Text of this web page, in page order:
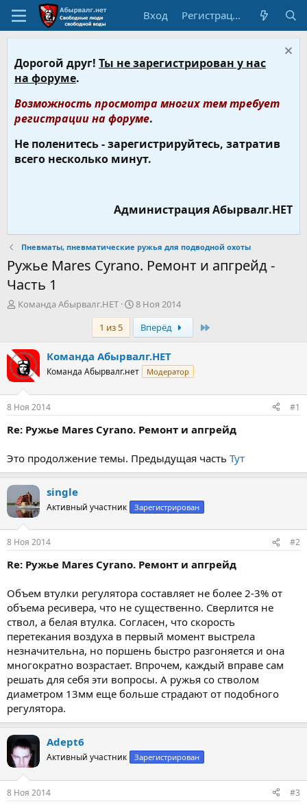
Вход Регистрация
Дорогой друг! Ты не зарегистрирован у нас
на форуме.
Возможность просмотра многих тем требует
регистрации на форуме.
Не поленитесь - зарегистрируйтесь, затратив
всего несколько минут.
Администрация Абырвалг.НЕТ
Пневматы, пневматические ружья для подводной охоты
Ружье Mares Cyrano. Ремонт и апгрейд -
Часть 1
А
р
т
е
м
ы
Команда Абырвалг.НЕТ
Д
а
а
н
ч
а
8 Ноя 2014
1 из 5
Вперёд
Команда Абырвалг.НЕТ
Команда Абырвалг.нет Модератор
8 Ноя 2014 #1
Re: Ружье Mares Cyrano. Ремонт и апгрейд
Это продолжение темы. Предыдущая часть Тут
single
Активный участник Зарегистрирован
8 Ноя 2014 #2
Re: Ружье Mares Cyrano. Ремонт и апгрейд
Объем втулки регулятора составляет не более 2-3% от
объема ресивера, что не существенно. Сверлится не
ствол, а белая втулка. Согласен, что скорость
перетекания воздуха в первый момент выстрела
незначительна, но поршень быстро разгоняется и она
многократно возрастает. Впрочем, каждый вправе сам
решать для себя эти вопросы. А ружья со стволом
диаметром 13мм еще больше страдают от подобного
регулятора.
Adept6
Активный участник Зарегистрирован
8 Ноя 2014 #3